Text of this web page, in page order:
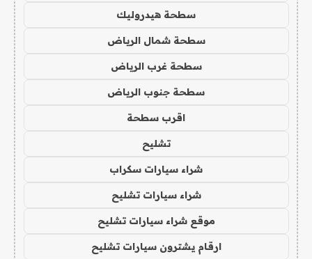
سطحة هيدروليك
سطحة شمال الرياض
سطحة غرب الرياض
سطحة جنوب الرياض
اقرب سطحة
تشليح
شراء سيارات سكراب
شراء سيارات تشليح
موقع شراء سيارات تشليح
ارقام يشترون سيارات تشليح